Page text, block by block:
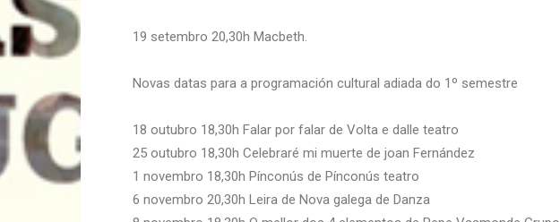
19 setembro 20,30h Macbeth.
Novas datas para a programación cultural adiada do 1º semestre
18 outubro 18,30h Falar por falar de Volta e dalle teatro
25 outubro 18,30h Celebraré mi muerte de joan Fernández
1 novembro 18,30h Pínconús de Pínconús teatro
6 novembro 20,30h Leira de Nova galega de Danza